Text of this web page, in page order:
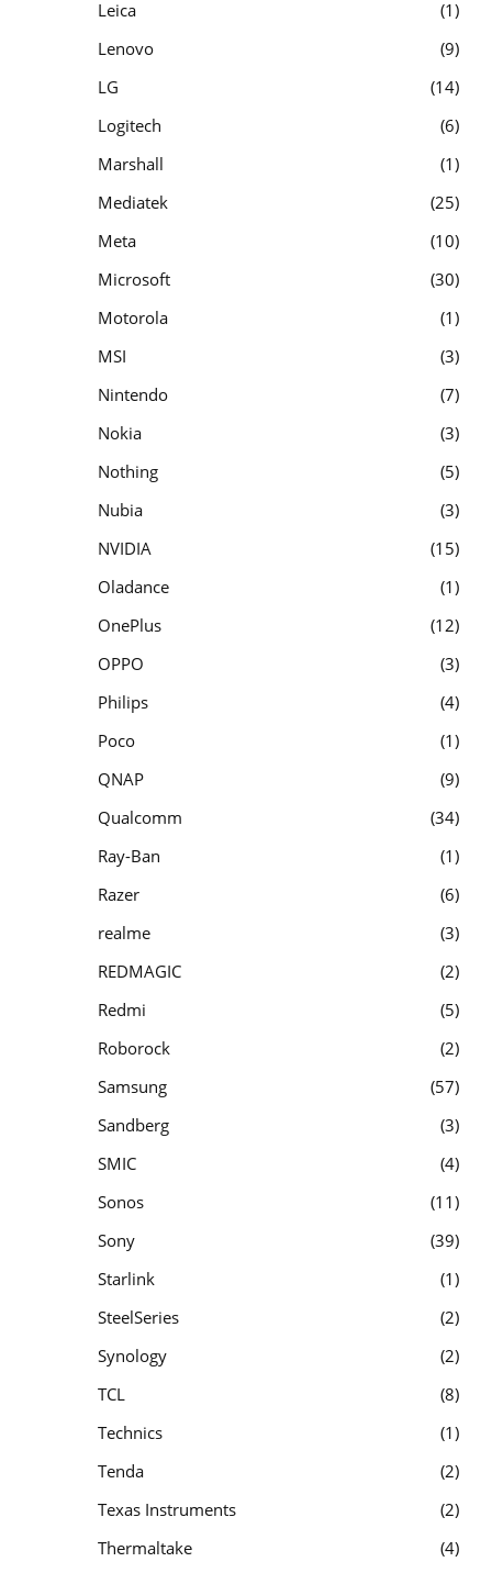
Leica
1
Lenovo
9
LG
14
Logitech
6
Marshall
1
Mediatek
25
Meta
10
Microsoft
30
Motorola
1
MSI
3
Nintendo
7
Nokia
3
Nothing
5
Nubia
3
NVIDIA
15
Oladance
1
OnePlus
12
OPPO
3
Philips
4
Poco
1
QNAP
9
Qualcomm
34
Ray-Ban
1
Razer
6
realme
3
REDMAGIC
2
Redmi
5
Roborock
2
Samsung
57
Sandberg
3
SMIC
4
Sonos
11
Sony
39
Starlink
1
SteelSeries
2
Synology
2
TCL
8
Technics
1
Tenda
2
Texas Instruments
2
Thermaltake
4